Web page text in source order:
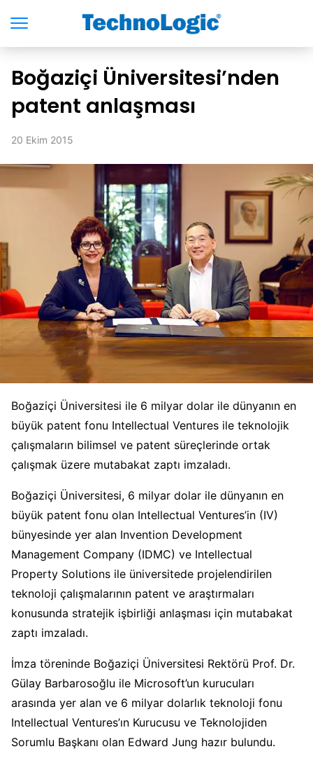
Boğaziçi Üniversitesi’nden
patent anlaşması
20 Ekim 2015
Boğaziçi Üniversitesi ile 6 milyar dolar ile dünyanın en
büyük patent fonu Intellectual Ventures ile teknolojik
çalışmaların bilimsel ve patent süreçlerinde ortak
çalışmak üzere mutabakat zaptı imzaladı.
Boğaziçi Üniversitesi, 6 milyar dolar ile dünyanın en
büyük patent fonu olan Intellectual Ventures’in (IV)
bünyesinde yer alan Invention Development
Management Company (IDMC) ve Intellectual
Property Solutions ile üniversitede projelendirilen
teknoloji çalışmalarının patent ve araştırmaları
konusunda stratejik işbirliği anlaşması için mutabakat
zaptı imzaladı.
İmza töreninde Boğaziçi Üniversitesi Rektörü Prof. Dr.
Gülay Barbarosoğlu ile Microsoft’un kurucuları
arasında yer alan ve 6 milyar dolarlık teknoloji fonu
Intellectual Ventures’ın Kurucusu ve Teknolojiden
Sorumlu Başkanı olan Edward Jung hazır bulundu.